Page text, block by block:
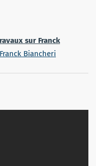
sur Franck
Biancheri